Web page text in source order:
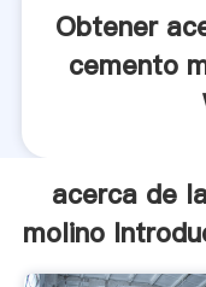
clientes.
Obtener
cemento
acerca de
molino